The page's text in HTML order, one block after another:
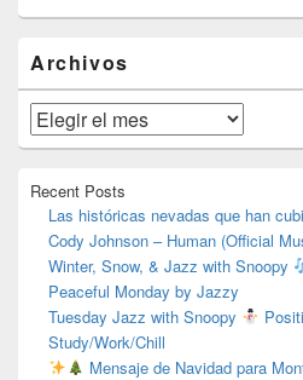
área
de
widget
barra
lateral
Archivos
Archivos
Recent Posts
Las históricas nevadas que han
Cody Johnson – Human (Official
Winter, Snow, & Jazz with Snoopy
Peaceful Monday by Jazzy
Tuesday Jazz with Snoopy
Study/Work/Chill
Mensaje de Navidad para